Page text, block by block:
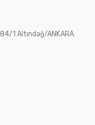
1 Altındağ/ANKARA